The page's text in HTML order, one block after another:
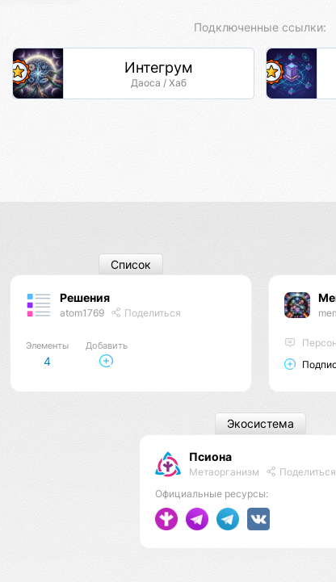
Подключенные ссылки:
Интегрум
Даоса / Хаб
Решения
atom1769 Поделиться
Элементы
4
Добавить
Список
Псиона
Метаорганизм
Поделиться
Официальные ресурсы:
Экосистема